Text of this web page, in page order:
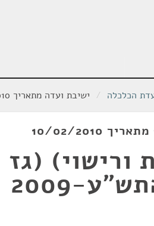
הכלכלה / ישיבת ועדה מתאריך 10/02/2010
ורישוי) (גז
2009